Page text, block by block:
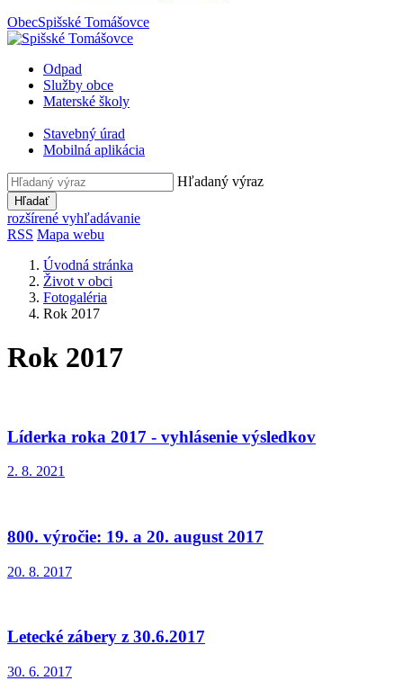
ObecSpišské Tomášovce
Odpad
Služby obce
Materské školy
Stavebný úrad
Mobilná aplikácia
Hľadaný výraz
Hľadať
rozšírené vyhľadávanie
RSS Mapa webu
Úvodná stránka
Život v obci
Fotogaléria
Rok 2017
Rok 2017
Líderka roka 2017 - vyhlásenie výsledkov
2. 8. 2021
800. výročie: 19. a 20. august 2017
20. 8. 2017
Letecké zábery z 30.6.2017
30. 6. 2017